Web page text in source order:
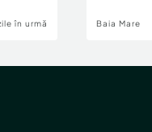
în urmă Baia Mare